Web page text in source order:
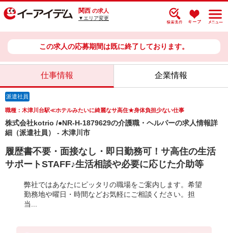
関西 の求人
▼エリア変更
この求人の応募期間は既に終了しております。
仕事情報 企業情報
派遣社員
職種：木津川台駅≪ホテルみたいに綺麗なサ高住★身体負担少ない仕事
株式会社kotrio /●NR-H-1879629の介護職・ヘルパーの求人情報詳
細（派遣社員） - 木津川市
履歴書不要・面接なし・即日勤務可！サ高住の生活
サポートSTAFF♪生活相談や必要に応じた介助等
弊社ではあなたにピッタリの職場をご案内します。希望
勤務地や曜日・時間などお気軽にご相談ください。担
当...